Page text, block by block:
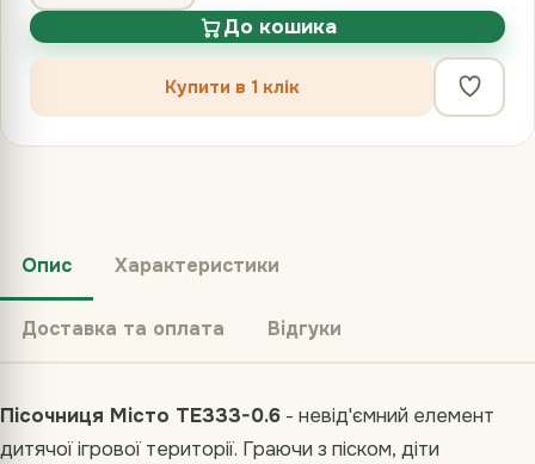
До кошика
Купити в 1 клік
Опис Характеристики
Доставка та оплата Відгуки
Пісочниця Місто TE333-0.6 - невід'ємний елемент
дитячої ігрової території. Граючи з піском, діти